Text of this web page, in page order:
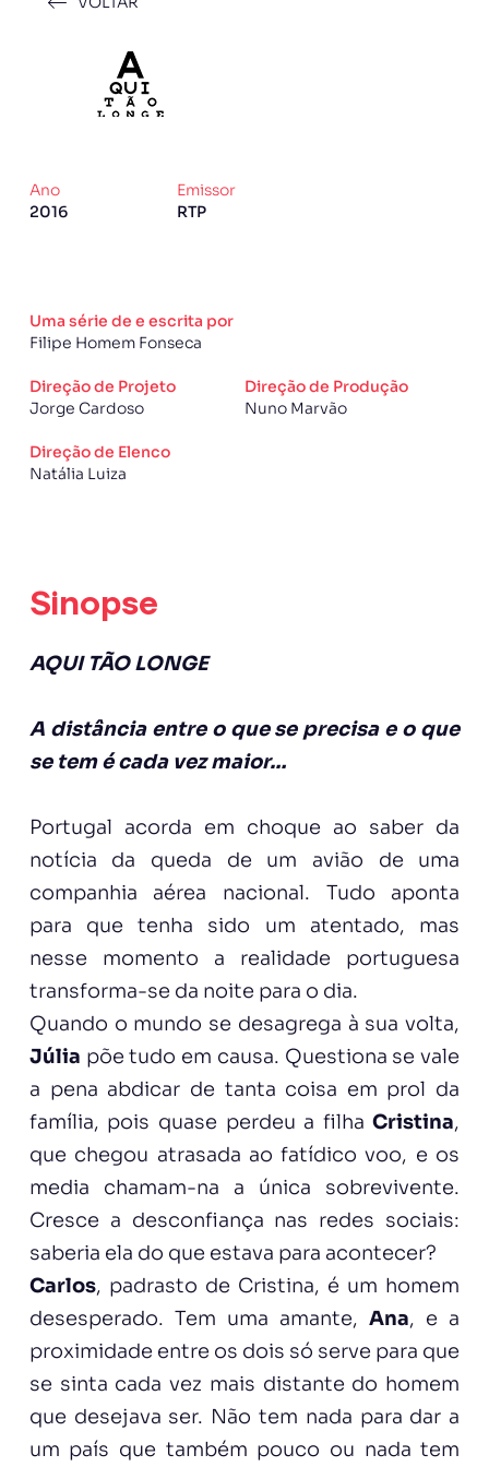
Ano
2016
Emissor
RTP
Uma série de e escrita por
Filipe Homem Fonseca
Direção de Projeto
Jorge Cardoso
Direção de Produção
Nuno Marvão
Direção de Elenco
Natália Luiza
Sinopse
AQUI TÃO LONGE
A distância entre o que se precisa e o que
se tem é cada vez maior…
Portugal acorda em choque ao saber da
notícia da queda de um avião de uma
companhia aérea nacional. Tudo aponta
para que tenha sido um atentado, mas
nesse momento a realidade portuguesa
transforma-se da noite para o dia.
Quando o mundo se desagrega à sua volta,
Júlia põe tudo em causa. Questiona se vale
a pena abdicar de tanta coisa em prol da
família, pois quase perdeu a filhaCristina,
que chegou atrasada ao fatídico voo, e os
media chamam-na a única sobrevivente.
Cresce a desconfiança nas redes sociais:
saberia ela do que estava para acontecer?
Carlos, padrasto de Cristina, é um homem
desesperado. Tem uma amante,Ana, e a
proximidade entre os dois só serve para que
se sinta cada vez mais distante do homem
que desejava ser. Não tem nada para dar a
um país que também pouco ou nada tem